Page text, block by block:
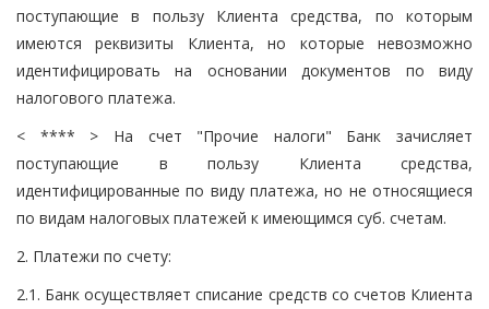
поступающие в пользу Клиента средства, по которым
имеются реквизиты Клиента, но которые невозможно
идентифицировать на основании документов по виду
налогового платежа.
< **** > На счет "Прочие налоги" Банк зачисляет
поступающие в пользу Клиента средства,
идентифицированные по виду платежа, но не относящиеся
по видам налоговых платежей к имеющимся суб. счетам.
2. Платежи по счету:
2.1. Банк осуществляет списание средств со счетов Клиента